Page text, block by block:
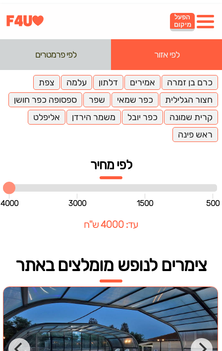
הפעל
מיקום
לפי אזור לפי פרמטרים
כרם בן זמרה אמירים דלתון עלמה
צפת
חצור הגלילית
כפר שמאי שפר
ספסופה כפר חושן
קרית שמונה
כפר יובל משמר הירדן
אליפלט
ראש פינה
לפי מחיר
500
1500
3000
4000
עד: 4000 ש"ח
צימרים לנופש מומלצים באתר